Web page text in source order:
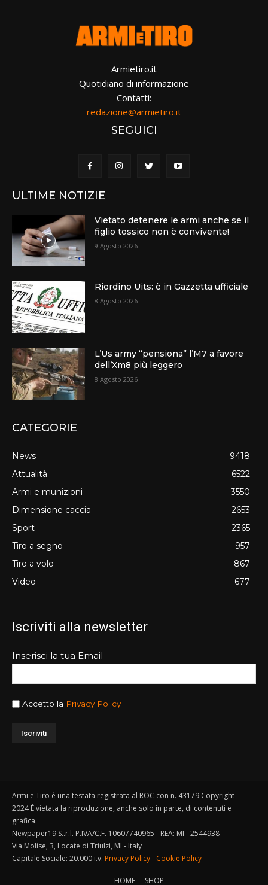
Armietiro.it
Quotidiano di informazione
Contatti:
redazione@armietiro.it
SEGUICI
ULTIME NOTIZIE
Vietato detenere le armi anche se il
figlio tossico non è convivente!
9 Agosto 2026
Riordino Uits: è in Gazzetta ufficiale
8 Agosto 2026
L’Us army “pensiona” l’M7 a favore
dell’Xm8 più leggero
8 Agosto 2026
CATEGORIE
News
9418
Attualità
6522
Armi e munizioni
3550
Dimensione caccia
2653
Sport
2365
Tiro a segno
957
Tiro a volo
867
Video
677
Iscriviti alla newsletter
Inserisci la tua Email
Accetto la Privacy Policy
Armi e Tiro è una testata registrata al ROC con n. 43179 Copyright -
2024 È vietata la riproduzione, anche solo in parte, di contenuti e
grafica.
Newpaper19 S..r.l. P.IVA/C.F. 10607740965 - REA: MI - 2544938
Via Molise, 3, Locate di Triulzi, MI - Italy
Capitale Sociale: 20.000 i.v. Privacy Policy- Cookie Policy
HOME SHOP